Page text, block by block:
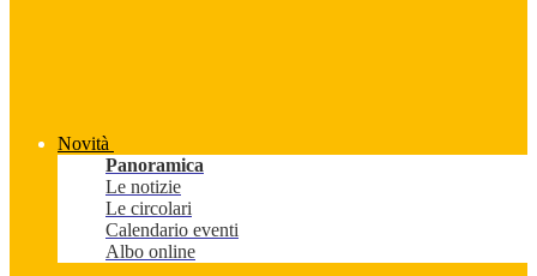
Novità
Panoramica
Le notizie
Le circolari
Calendario eventi
Albo online